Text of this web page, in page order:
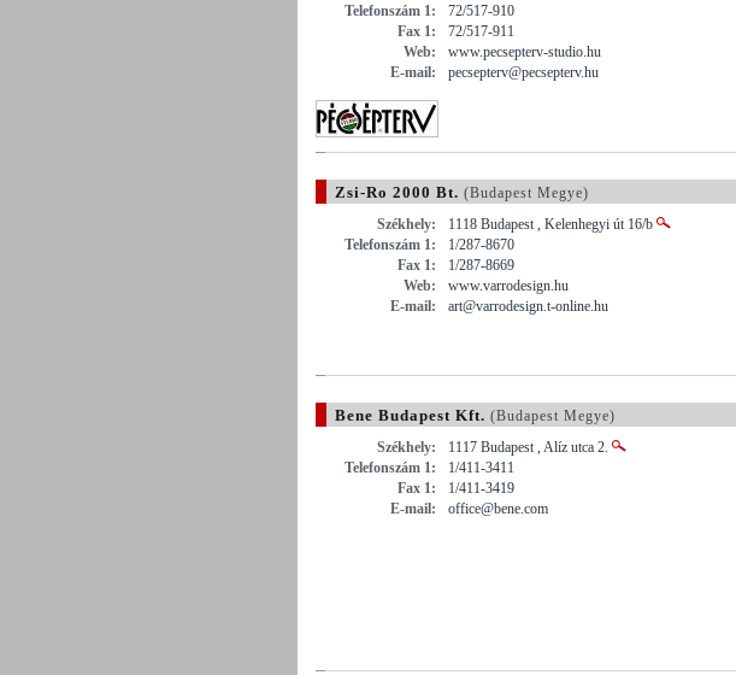
Telefonszám 1:
72/517-910
Fax 1:
72/517-911
Web:
www.pecsepterv-studio.hu
E-mail:
pecsepterv@pecsepterv.hu
Zsi-Ro 2000 Bt. (Budapest Megye)
Székhely:
1118 Budapest , Kelenhegyi út 16/b
Telefonszám 1:
1/287-8670
Fax 1:
1/287-8669
Web:
www.varrodesign.hu
E-mail:
art@varrodesign.t-online.hu
Bene Budapest Kft. (Budapest Megye)
Székhely:
1117 Budapest , Alíz utca 2.
Telefonszám 1:
1/411-3411
Fax 1:
1/411-3419
E-mail:
office@bene.com